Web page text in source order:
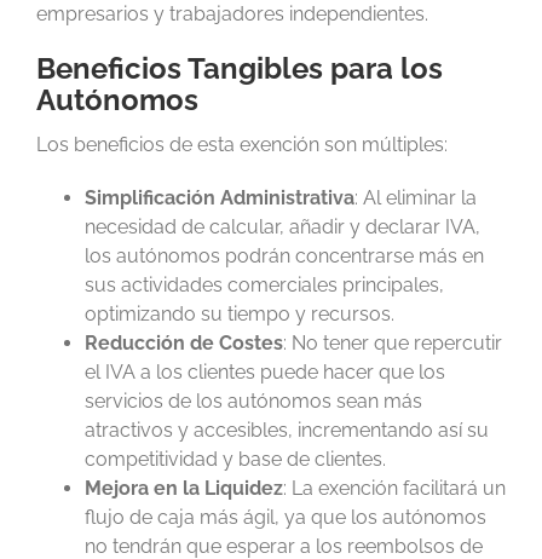
empresarios y trabajadores independientes.
Beneficios Tangibles para los
Autónomos
Los beneficios de esta exención son múltiples:
Simplificación Administrativa: Al eliminar la
necesidad de calcular, añadir y declarar IVA,
los autónomos podrán concentrarse más en
sus actividades comerciales principales,
optimizando su tiempo y recursos.
Reducción de Costes: No tener que repercutir
el IVA a los clientes puede hacer que los
servicios de los autónomos sean más
atractivos y accesibles, incrementando así su
competitividad y base de clientes.
Mejora en la Liquidez: La exención facilitará un
flujo de caja más ágil, ya que los autónomos
no tendrán que esperar a los reembolsos de